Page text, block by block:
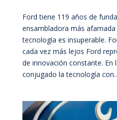
Ford tiene 119 años de
ensambladora más
tecnología es insuperable.
cada vez más lejos Ford
de innovación constante. En
conjugado la tecnología